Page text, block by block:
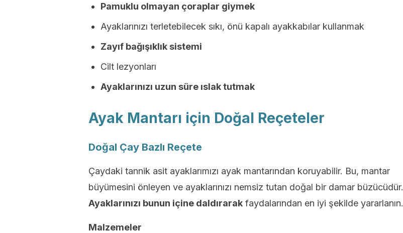
Pamuklu olmayan çoraplar giymek
Ayaklarınızı terletebilecek sıkı, önü kapalı ayakkabılar kullanmak
Zayıf bağışıklık sistemi
Cilt lezyonları
Ayaklarınızı uzun süre ıslak tutmak
Ayak Mantarı için Doğal Reçeteler
Doğal Çay Bazlı Reçete
Çaydaki tannik asit ayaklarımızı ayak mantarından koruyabilir. Bu, mantar
büyümesini önleyen ve ayaklarınızı nemsiz tutan doğal bir damar büzücüdür.
Ayaklarınızı bunun içine daldırarak faydalarından en iyi şekilde yararlanın.
Malzemeler